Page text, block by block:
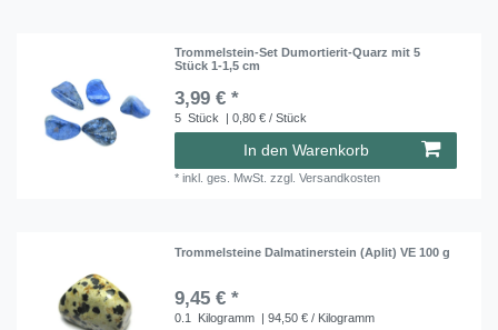
Trommelstein-Set Dumortierit-Quarz mit 5
Stück 1-1,5 cm
3,99 € *
5 Stück | 0,80 € / Stück
In den Warenkorb
*inkl. ges. MwSt. zzgl.Versandkosten
Trommelsteine Dalmatinerstein (Aplit) VE 100 g
9,45 € *
0.1 Kilogramm | 94,50 € / Kilogramm